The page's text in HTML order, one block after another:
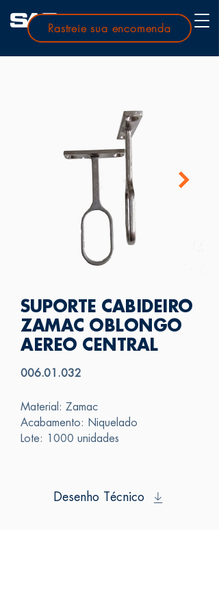
Rastreie sua encomenda
SUPORTE CABIDEIRO
ZAMAC OBLONGO
AEREO CENTRAL
006.01.032
Material: Zamac
Acabamento: Niquelado
Lote: 1000 unidades
Desenho Técnico